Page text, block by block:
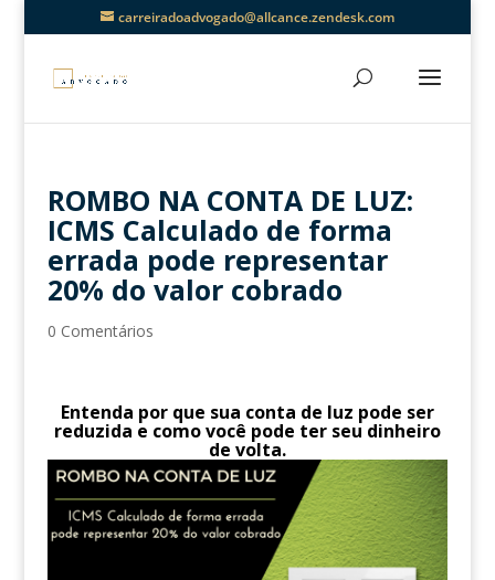
carreiradoadvogado@allcance.zendesk.com
ROMBO NA CONTA DE LUZ:
ICMS Calculado de forma
errada pode representar
20% do valor cobrado
0 Comentários
Entenda por que sua conta de luz pode ser
reduzida e como você pode ter seu dinheiro
de volta.